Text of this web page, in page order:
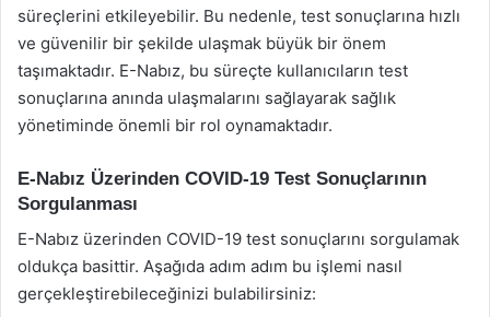
süreçlerini etkileyebilir. Bu nedenle, test sonuçlarına hızlı
ve güvenilir bir şekilde ulaşmak büyük bir önem
taşımaktadır. E-Nabız, bu süreçte kullanıcıların test
sonuçlarına anında ulaşmalarını sağlayarak sağlık
yönetiminde önemli bir rol oynamaktadır.
E-Nabız Üzerinden COVID-19 Test Sonuçlarının
Sorgulanması
E-Nabız üzerinden COVID-19 test sonuçlarını sorgulamak
oldukça basittir. Aşağıda adım adım bu işlemi nasıl
gerçekleştirebileceğinizi bulabilirsiniz: